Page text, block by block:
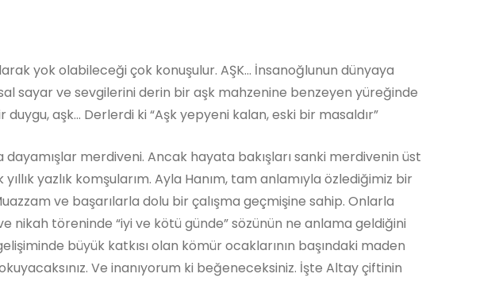
yok olabileceği çok konuşulur. AŞK... İnsanoğlunun dünyaya
sayar ve sevgilerini derin bir aşk mahzenine benzeyen yüreğinde
aşk... Derlerdi ki “Aşk yepyeni kalan, eski bir masaldır”
merdiveni. Ancak hayata bakışları sanki merdivenin üst
yazlık komşularım. Ayla Hanım, tam anlamıyla özlediğimiz bir
ve başarılarla dolu bir çalışma geçmişine sahip. Onlarla
nikah töreninde “iyi ve kötü günde” sözünün ne anlama geldiğini
büyük katkısı olan kömür ocaklarının başındaki maden
Ve inanıyorum ki beğeneceksiniz. İşte Altay çiftinin